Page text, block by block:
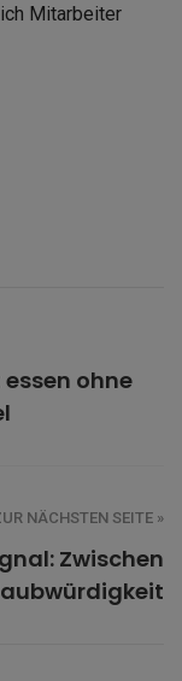
Mitarbeiter
ohne
NÄCHSTEN SEITE »
Zwischen